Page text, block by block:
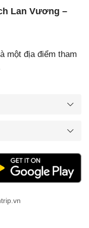
Lan Vương –
một địa điểm tham